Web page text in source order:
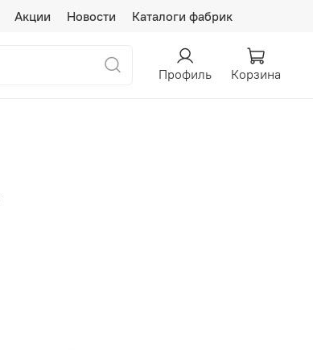
Акции Новости Каталоги фабрик
Профиль Корзина